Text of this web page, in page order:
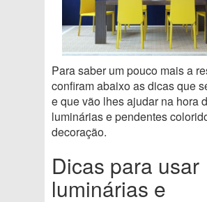
Para saber um pouco mais a
confiram abaixo as dicas que
e que vão lhes ajudar na hora
luminárias e pendentes
decoração.
Dicas para usar
luminárias e